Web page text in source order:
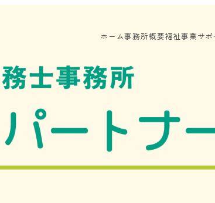
ホーム事務所概要福祉事業サポ